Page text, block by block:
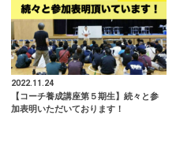
2022.11.24
【コーチ養成講座第５期生】続々と参
加表明いただいております！